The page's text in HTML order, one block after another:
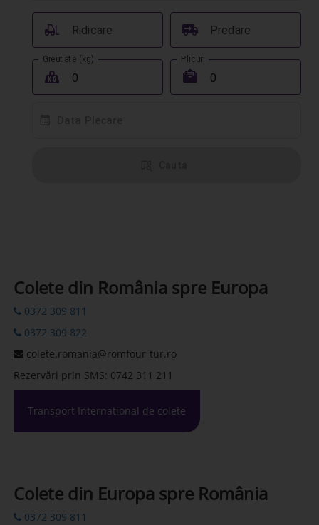
Ridicare
󰟉 Predare
󰔾
Greutate (kg)
󰖢
Plicuri
󰾱
Colete din România spre Europa
0372 309 811
0372 309 822
colete.romania@romfour-tur.ro
Rezervări prin SMS: 0742 311 211
Transport International de colete
Colete din Europa spre România
0372 309 811